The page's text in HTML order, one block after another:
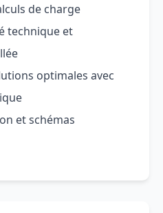
de charge
technique et
optimales avec
et schémas